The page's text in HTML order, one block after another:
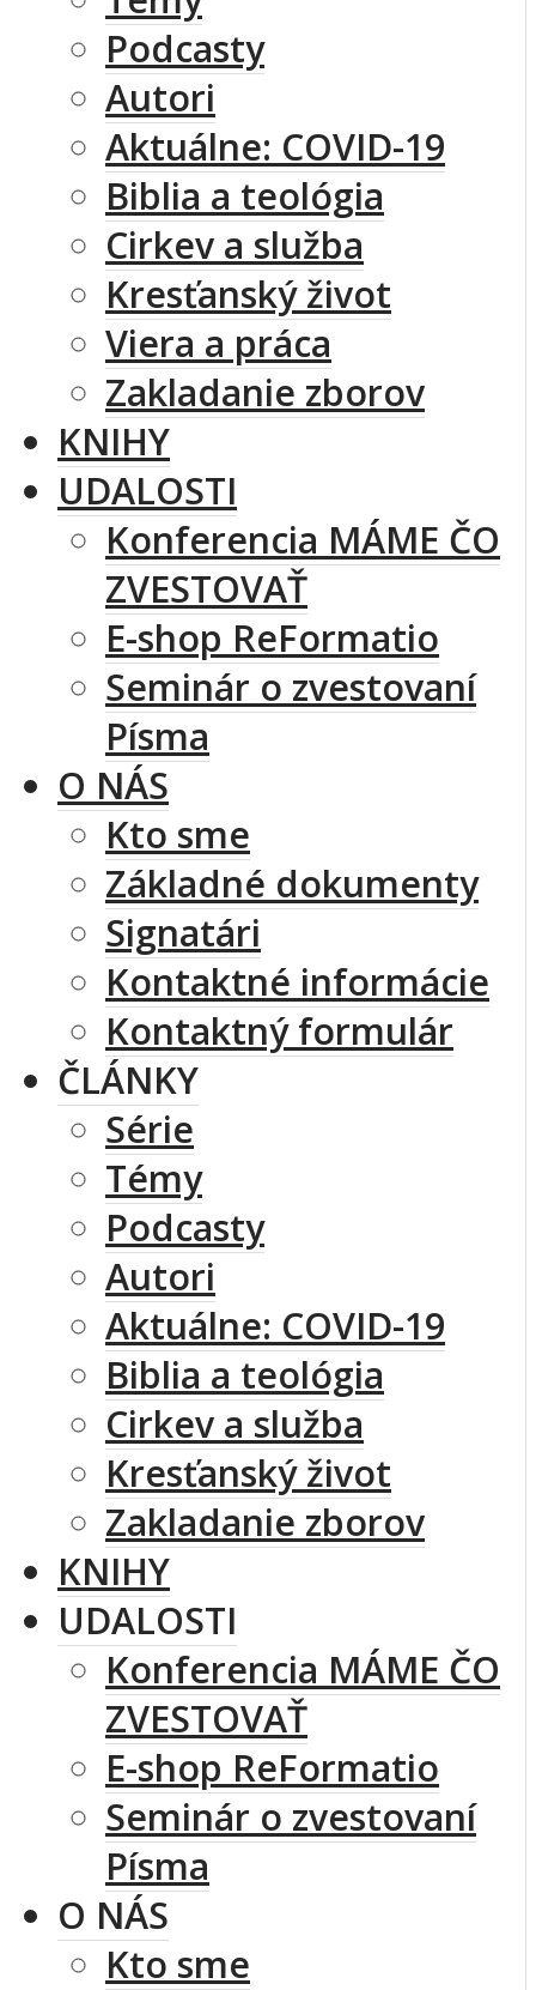
Podcasty
Autori
Aktuálne: COVID-19
Biblia a teológia
Cirkev a služba
Kresťanský život
Viera a práca
Zakladanie zborov
KNIHY
UDALOSTI
Konferencia MÁME ČO
ZVESTOVAŤ
E-shop ReFormatio
Seminár o zvestovaní
Písma
O NÁS
Kto sme
Základné dokumenty
Signatári
Kontaktné informácie
Kontaktný formulár
ČLÁNKY
Série
Témy
Podcasty
Autori
Aktuálne: COVID-19
Biblia a teológia
Cirkev a služba
Kresťanský život
Zakladanie zborov
KNIHY
UDALOSTI
Konferencia MÁME ČO
ZVESTOVAŤ
E-shop ReFormatio
Seminár o zvestovaní
Písma
O NÁS
Kto sme